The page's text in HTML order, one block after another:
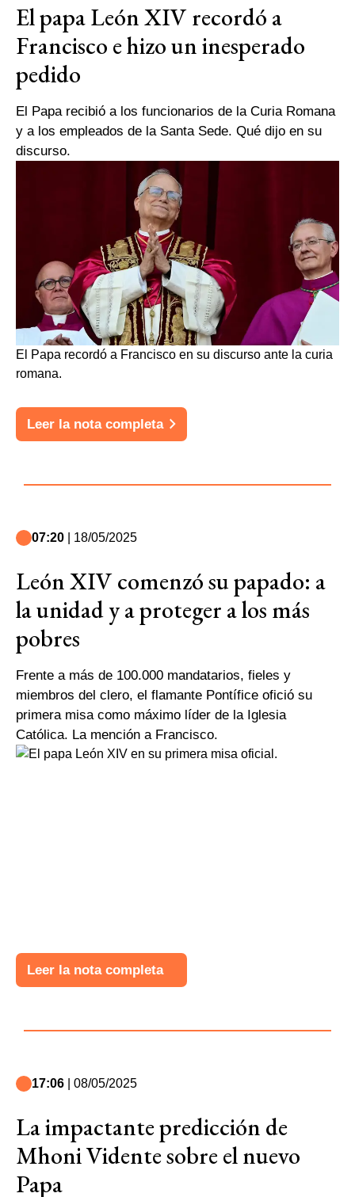
El papa León XIV recordó a
Francisco e hizo un inesperado
pedido
El Papa recibió a los funcionarios de la Curia Romana
y a los empleados de la Santa Sede. Qué dijo en su
discurso.
El Papa recordó a Francisco en su discurso ante la curia
romana.
Leer la nota completa
07:20 | 18/05/2025
León XIV comenzó su papado: a
la unidad y a proteger a los más
pobres
Frente a más de 100.000 mandatarios, fieles y
miembros del clero, el flamante Pontífice ofició su
primera misa como máximo líder de la Iglesia
Católica. La mención a Francisco.
Leer la nota completa
17:06 | 08/05/2025
La impactante predicción de
Mhoni Vidente sobre el nuevo
Papa